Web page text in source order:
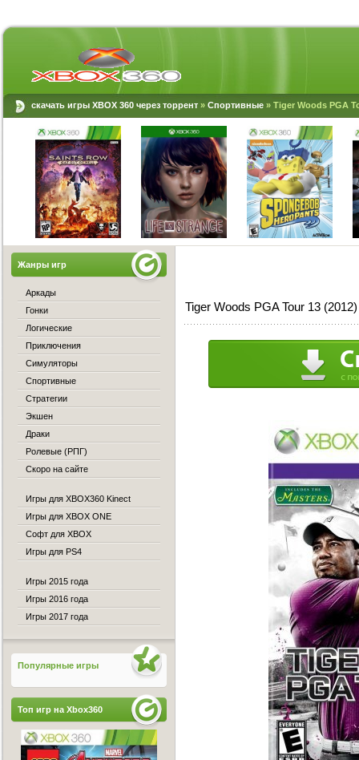
скачать игры XBOX 360 через торрент » Спортивные » Tiger Woods PGA
Tiger Woods PGA Tour 13
Жанры игр
Аркады
Гонки
Логические
Приключения
Симуляторы
Спортивные
Стратегии
Экшен
Драки
Ролевые (РПГ)
Скоро на сайте
Игры для XBOX360 Kinect
Игры для XBOX ONE
Софт для XBOX
Игры для PS4
Игры 2015 года
Игры 2016 года
Игры 2017 года
Популярные игры
Топ игр на Xbox360